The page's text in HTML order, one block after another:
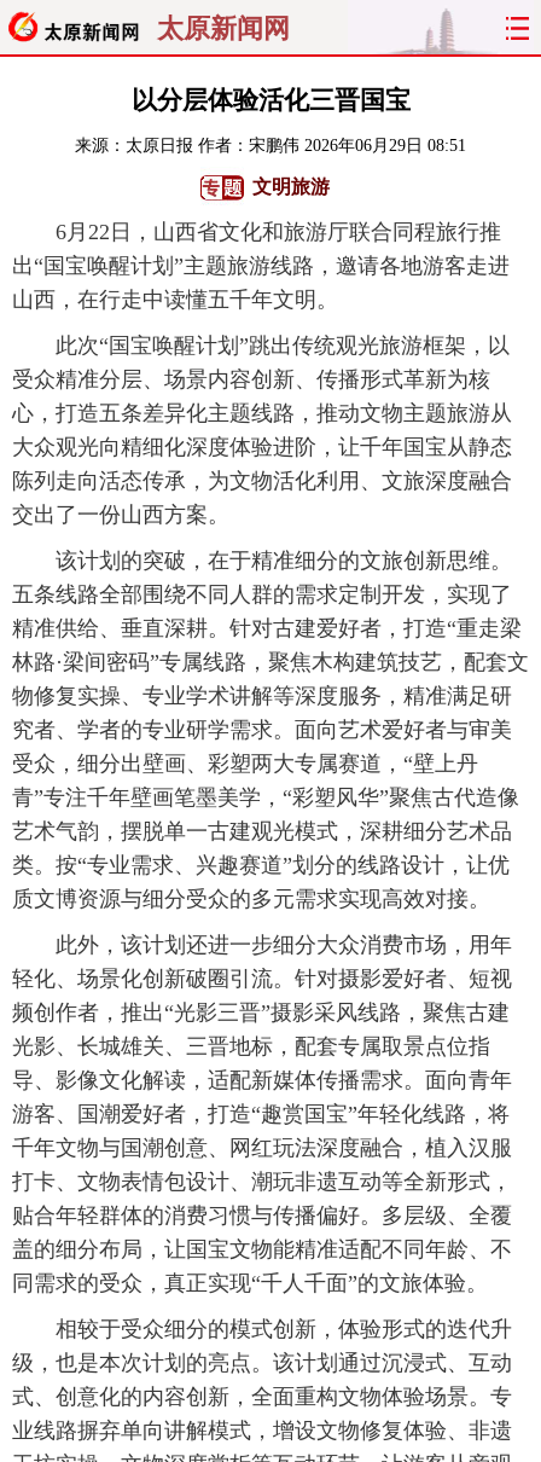
太原新闻网
聚焦 太原
经济 关注 文明 出行
旅游 理财 政务 教育
看天下 晋月读 最太原 网罗民生
太原日报 太原晚报 热评 社区
以分层体验活化三晋国宝
来源： 太原日报 作者：宋鹏伟 2026年06月29日 08:51
文明旅游
6月22日，山西省文化和旅游厅联合同程旅行推
出“国宝唤醒计划”主题旅游线路，邀请各地游客走进
山西，在行走中读懂五千年文明。
此次“国宝唤醒计划”跳出传统观光旅游框架，以
受众精准分层、场景内容创新、传播形式革新为核
心，打造五条差异化主题线路，推动文物主题旅游从
大众观光向精细化深度体验进阶，让千年国宝从静态
陈列走向活态传承，为文物活化利用、文旅深度融合
交出了一份山西方案。
该计划的突破，在于精准细分的文旅创新思维。
五条线路全部围绕不同人群的需求定制开发，实现了
精准供给、垂直深耕。针对古建爱好者，打造“重走梁
林路·梁间密码”专属线路，聚焦木构建筑技艺，配套文
物修复实操、专业学术讲解等深度服务，精准满足研
究者、学者的专业研学需求。面向艺术爱好者与审美
受众，细分出壁画、彩塑两大专属赛道，“壁上丹
青”专注千年壁画笔墨美学，“彩塑风华”聚焦古代造像
艺术气韵，摆脱单一古建观光模式，深耕细分艺术品
类。按“专业需求、兴趣赛道”划分的线路设计，让优
质文博资源与细分受众的多元需求实现高效对接。
此外，该计划还进一步细分大众消费市场，用年
轻化、场景化创新破圈引流。针对摄影爱好者、短视
频创作者，推出“光影三晋”摄影采风线路，聚焦古建
光影、长城雄关、三晋地标，配套专属取景点位指
导、影像文化解读，适配新媒体传播需求。面向青年
游客、国潮爱好者，打造“趣赏国宝”年轻化线路，将
千年文物与国潮创意、网红玩法深度融合，植入汉服
打卡、文物表情包设计、潮玩非遗互动等全新形式，
贴合年轻群体的消费习惯与传播偏好。多层级、全覆
盖的细分布局，让国宝文物能精准适配不同年龄、不
同需求的受众，真正实现“千人千面”的文旅体验。
相较于受众细分的模式创新，体验形式的迭代升
级，也是本次计划的亮点。该计划通过沉浸式、互动
式、创意化的内容创新，全面重构文物体验场景。专
业线路摒弃单向讲解模式，增设文物修复体验、非遗